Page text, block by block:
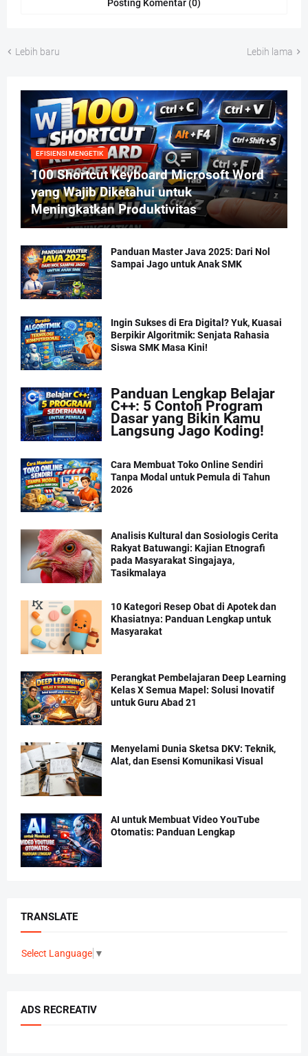
Posting Komentar (0)
Lebih baru Lebih lama
EFISIENSI MENGETIK
100 Shortcut Keyboard Microsoft Word
yang Wajib Diketahui untuk
Meningkatkan Produktivitas
Panduan Master Java 2025: Dari Nol
Sampai Jago untuk Anak SMK
Ingin Sukses di Era Digital? Yuk, Kuasai
Berpikir Algoritmik: Senjata Rahasia
Siswa SMK Masa Kini!
Panduan Lengkap Belajar
C++: 5 Contoh Program
Dasar yang Bikin Kamu
Langsung Jago Koding!
Cara Membuat Toko Online Sendiri
Tanpa Modal untuk Pemula di Tahun
2026
Analisis Kultural dan Sosiologis Cerita
Rakyat Batuwangi: Kajian Etnografi
pada Masyarakat Singajaya,
Tasikmalaya
10 Kategori Resep Obat di Apotek dan
Khasiatnya: Panduan Lengkap untuk
Masyarakat
Perangkat Pembelajaran Deep Learning
Kelas X Semua Mapel: Solusi Inovatif
untuk Guru Abad 21
Menyelami Dunia Sketsa DKV: Teknik,
Alat, dan Esensi Komunikasi Visual
AI untuk Membuat Video YouTube
Otomatis: Panduan Lengkap
TRANSLATE
Select Language ▼
ADS RECREATIV